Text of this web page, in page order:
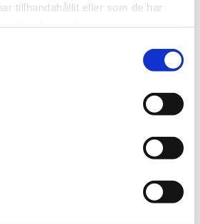
tillhandahållit eller som de har
med jobbet på